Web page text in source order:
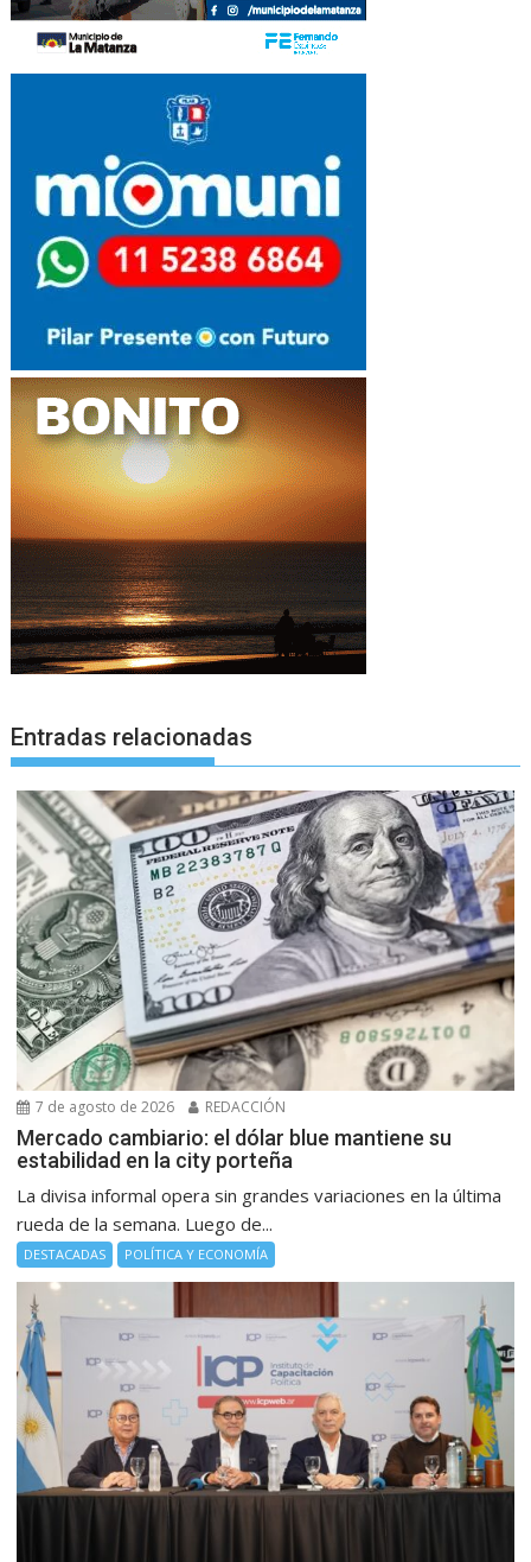
Entradas relacionadas
7 de agosto de 2026 REDACCIÓN
Mercado cambiario: el dólar blue mantiene su
estabilidad en la city porteña
La divisa informal opera sin grandes variaciones en la última
rueda de la semana. Luego de...
DESTACADAS POLÍTICA Y ECONOMÍA